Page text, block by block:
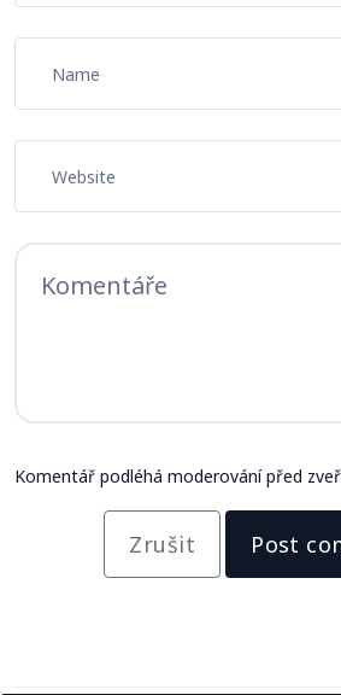
Komentář podléhá moderování před
Zrušit Post